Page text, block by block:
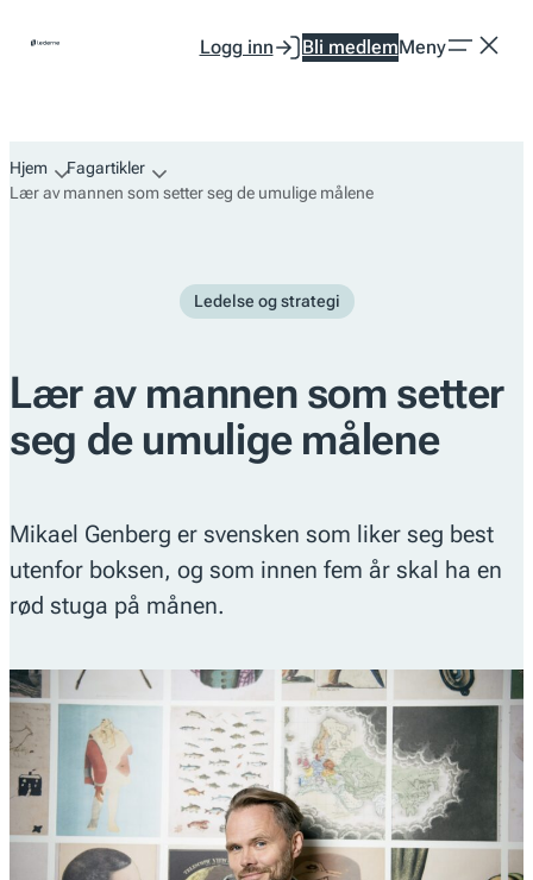
Logg inn Bli medlemMeny
Hjem
Fagartikler
Lær av mannen som setter seg de umulige målene
Ledelse og strategi
Lær av mannen som setter
seg de umulige målene
Mikael Genberg er svensken som liker seg best
utenfor boksen, og som innen fem år skal ha en
rød stuga på månen.